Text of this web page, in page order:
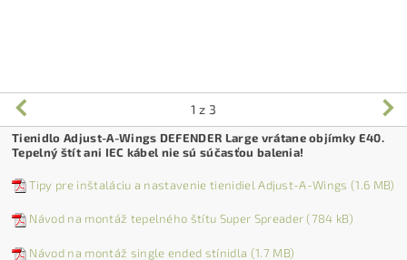
1 z 3
Tienidlo Adjust-A-Wings DEFENDER Large vrátane objímky E40.
Tepelný štít ani IEC kábel nie sú súčasťou balenia!
Tipy pre inštaláciu a nastavenie tienidiel Adjust-A-Wings (1.6 MB)
Návod na montáž tepelného štítu Super Spreader (784 kB)
Návod na montáž single ended stínidla (1.7 MB)